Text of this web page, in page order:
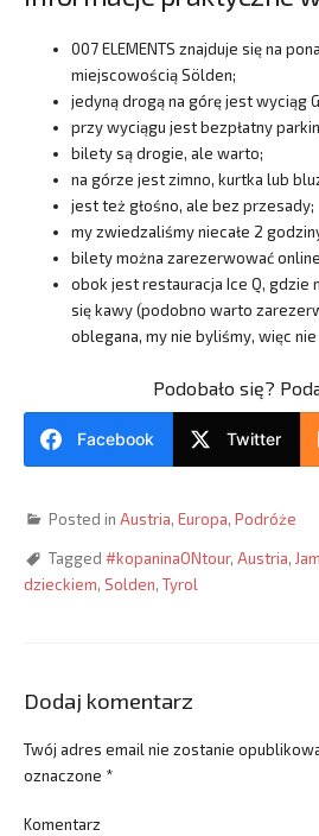
007 ELEMENTS znajduje się na
miejscowością Sölden;
jedyną drogą na górę jest wyciąg
przy wyciągu jest bezpłatny
bilety są drogie, ale warto;
na górze jest zimno, kurtka lub
jest też głośno, ale bez przesady;
my zwiedzaliśmy niecałe 2
bilety można zarezerwować
obok jest restauracja Ice Q, gdzie
się kawy (podobno warto
oblegana, my nie byliśmy, więc
Podobało się?
Facebook Twitter
Posted in Austria, Europa, Podróże
Tagged #kopaninaONtour, Austria,
dzieckiem, Solden, Tyrol
Dodaj komentarz
Twój adres email nie zostanie
oznaczone *
Komentarz